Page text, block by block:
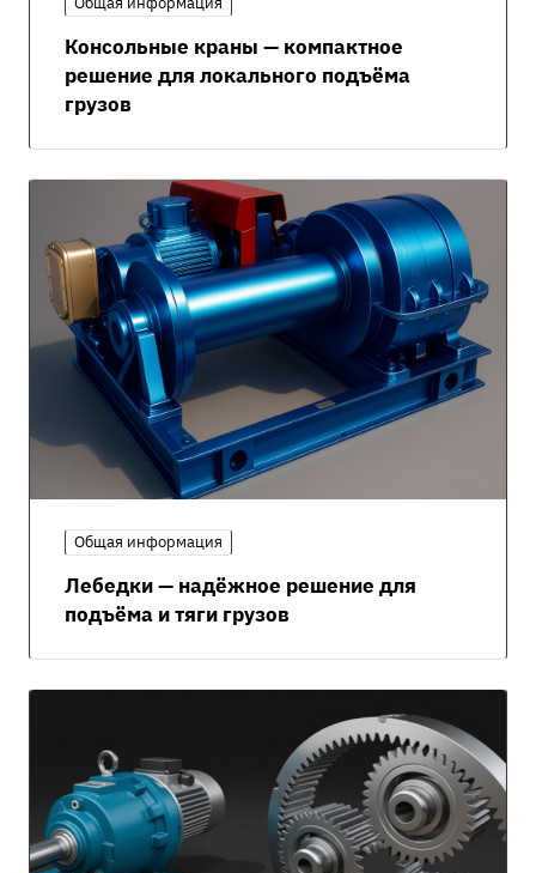
Консольные краны — компактное
решение для локального подъёма
грузов
Общая информация
Лебедки — надёжное решение для
подъёма и тяги грузов